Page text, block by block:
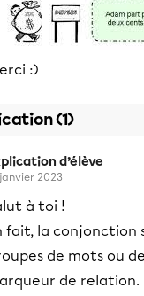
:)
(1)
d’élève
2023
à toi !
fait, la conjonction
de mots ou
de relation.